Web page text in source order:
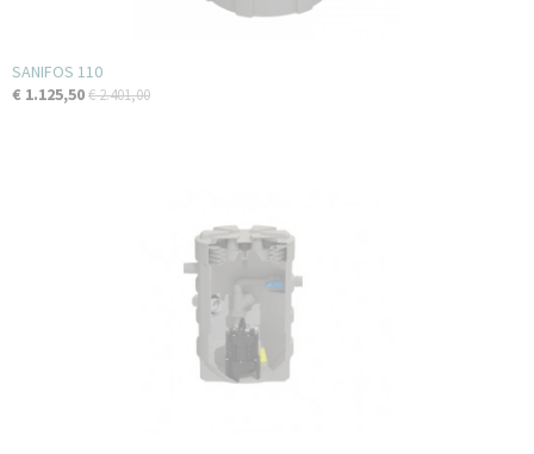
SANIFOS 110
€ 1.125,50€ 2.401,00